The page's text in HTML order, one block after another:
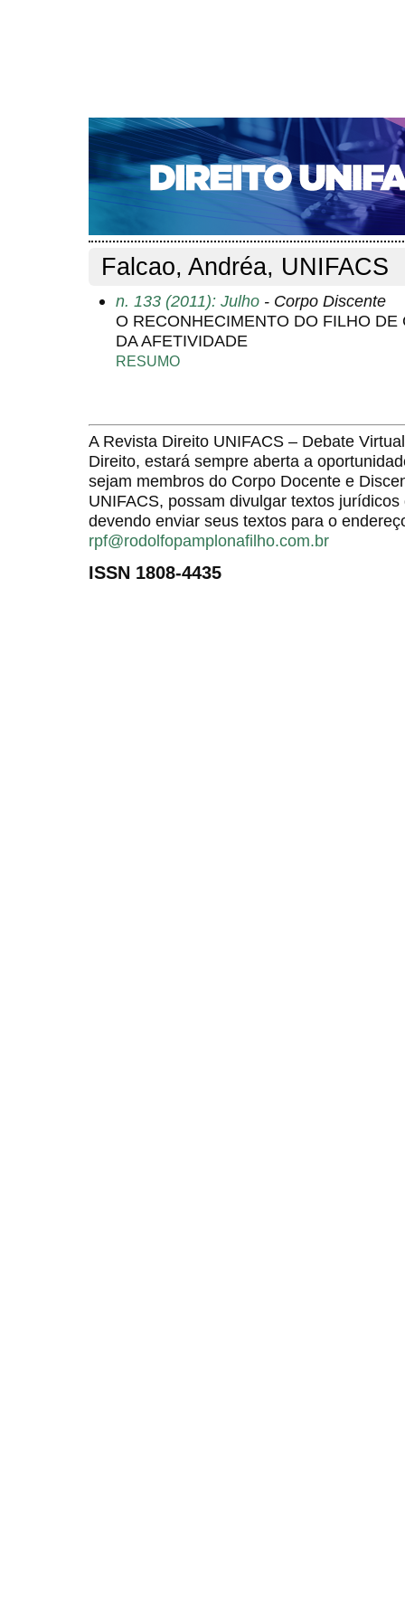
CAPA SOBRE ACESSO CADASTRO
NOTÍCIAS
EDIÇÕES DE Nº 1 A 100 WEBMAIL
Capa>Pesquisa> Perfil do autor
Perfil do autor
Falcao, Andréa, UNIFACS
n. 133 (2011): Julho - Corpo Discente
O RECONHECIMENTO DO FILHO
DA AFETIVIDADE
RESUMO
A Revista Direito UNIFACS – Debate
Direito, estará sempre aberta a
sejam membros do Corpo Docente e
UNIFACS, possam divulgar textos
devendo enviar seus textos para o
rpf@rodolfopamplonafilho.com.br
ISSN 1808-4435